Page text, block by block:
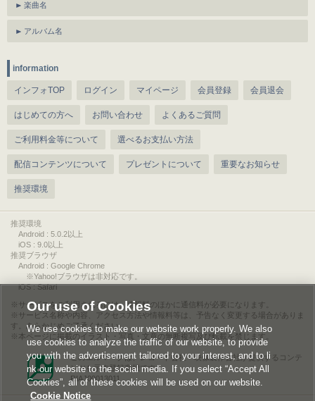
楽曲名
アルバム名
information
インフォTOP ログイン マイページ 会員登録 会員退会
はじめての方へ お問い合わせ よくあるご質問
ご利用料金等について 選べるお支払い方法
配信コンテンツについて プレゼントについて 重要なお知らせ
推奨環境
推奨環境
Android : 5.0.2以上
iOS : 9.0以上
推奨ブラウザ
Android : Google Chrome
※Yahoo!ブラウザは非対応です。
iOS : Safari
サービスをご利用されるには、情報料のほかに通信料が必要になります。
サービス名称や内容、アクセス方法や情報料等は、予告なく変更する場合がありま
す。あらかじめご了承ください。
本ページに掲載のイラスト・写真・文章の無断複写及び転載を禁じます。
このエルマークは、レコード会社・映像製作会社が提供するコンテ
ンツを示す登録商標です。
RIAJ00013011
Our use of Cookies
We use cookies to make our website work properly. We also
use cookies to analyze the traffic of our website, to provide
you with the advertisement tailored to your interest, and to li
nk our website to the social media. If you select “Accept All
Cookies”, all of these cookies will be used on our website.
Cookie Notice